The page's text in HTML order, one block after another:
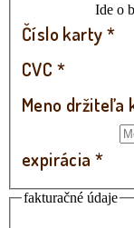
Ide o
Číslo karty*
CVC *
Meno držiteľa
expirácia *
fakturačné údaje